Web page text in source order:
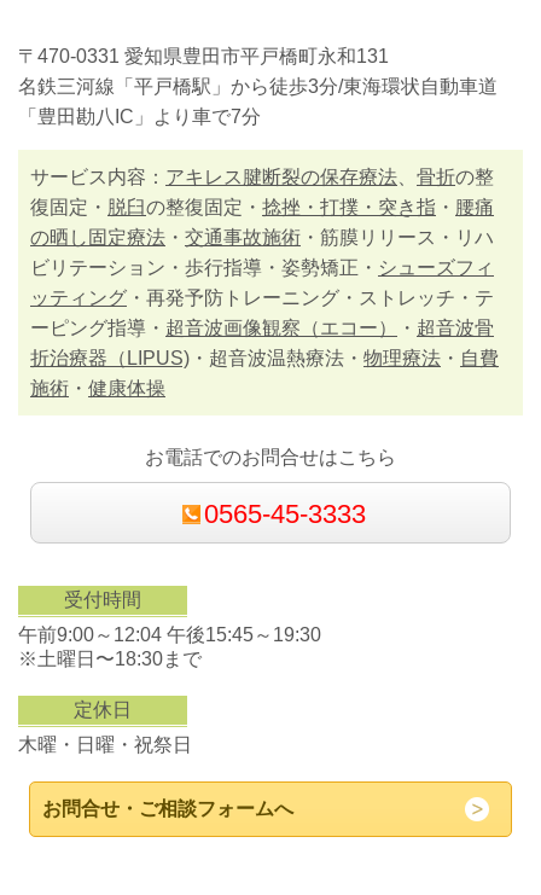
〒470-0331 愛知県豊田市平戸橋町永和131
名鉄三河線「平戸橋駅」から徒歩3分/東海環状自動車道
「豊田勘八IC」より車で7分
サービス内容： アキレス腱断裂の保存療法、 骨折の整
復固定・ 脱臼の整復固定・ 捻挫・打撲・突き指 ・ 腰痛
の晒し固定療法 ・ 交通事故施術 ・筋膜リリース・リハ
ビリテーション・歩行指導・姿勢矯正・ シューズフィ
ッティング ・再発予防トレーニング・ストレッチ・テ
ーピング指導・ 超音波画像観察（エコー） ・ 超音波骨
折治療器（LIPUS) ・超音波温熱療法・ 物理療法 ・ 自費
施術 ・ 健康体操
お電話でのお問合せはこちら
0565-45-3333
受付時間
午前9:00～12:04 午後15:45～19:30
※土曜日〜18:30まで
定休日
木曜・日曜・祝祭日
お問合せ・ご相談フォームへ